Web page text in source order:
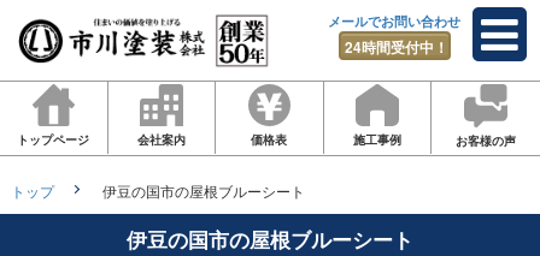
メールでお問い合わせ
24時間受付中！
トップページ 会社案内 価格表 施工事例 お客様の声
トップ 伊豆の国市の屋根ブルーシート
伊豆の国市の屋根ブルーシート